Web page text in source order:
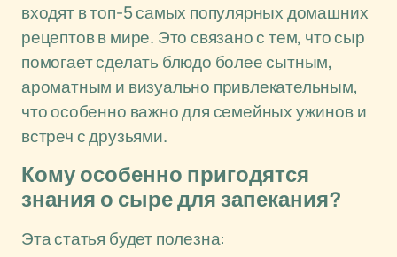
входят в топ-5 самых популярных домашних
рецептов в мире. Это связано с тем, что сыр
помогает сделать блюдо более сытным,
ароматным и визуально привлекательным,
что особенно важно для семейных ужинов и
встреч с друзьями.
Кому особенно пригодятся
знания о сыре для запекания?
Эта статья будет полезна: